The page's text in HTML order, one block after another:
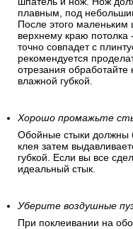
плавным, под
После этого
верхнему краю потолка
точно совпадет с
рекомендуется
отрезания
влажной губкой.
Хорошо промажьте
Обойные стыки должны
клея затем
губкой. Если вы все
идеальный стык.
Уберите воздушные
При поклеивании на